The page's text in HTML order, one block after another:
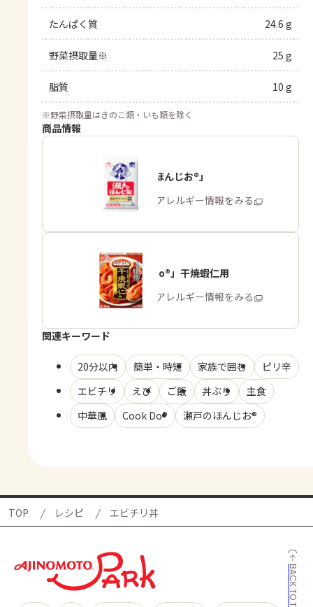
たんぱく質 24.6 g
野菜摂取量※ 25 g
脂質 10 g
※野菜摂取量はきのこ類・いも類を除く
商品情報
「瀬戸のほんじお®」
商品・アレルギー情報をみる
「Cook Do®」干焼蝦仁用
商品・アレルギー情報をみる
関連キーワード
20分以内 簡単・時短 家族で囲む
ピリ辛
エビチリ
えび ご飯 丼ぶり
主食
中華風
Cook Do® 瀬戸のほんじお®
TOP レシピ エビチリ丼
BACK TO TOP